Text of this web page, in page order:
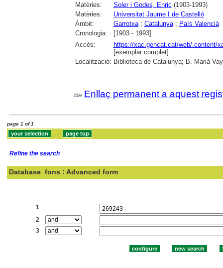
Matèries:
Soler i Godes, Enric (1903-1993)
Matèries:
Universitat Jaume I de Castelló
Àmbit:
Garrotxa; Catalunya; País Valencià
Cronologia:
[1903 - 1993]
Accés:
https://xac.gencat.cat/web/.content/
[exemplar complet]
Localització: Biblioteca de Catalunya; B. Marià
Enllaç permanent a aquest
page 1 of 1
Refine the search
Database fons : Advanced form
1
2
3